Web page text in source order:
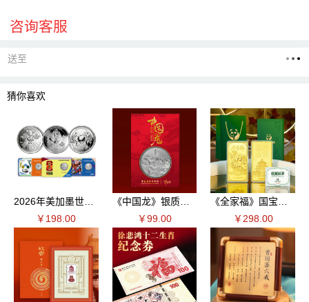
咨询客服
送至
猜你喜欢
￥198.00
《中国龙》银质纪念章2026版
￥99.00
￥298.00